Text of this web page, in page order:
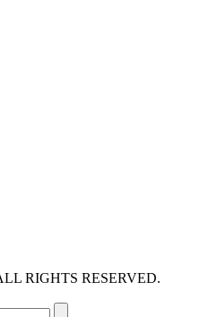
RIGHTS RESERVED.